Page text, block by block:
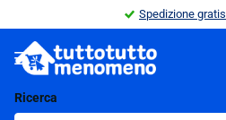
Spedizione gratis
Ricerca
Indietro